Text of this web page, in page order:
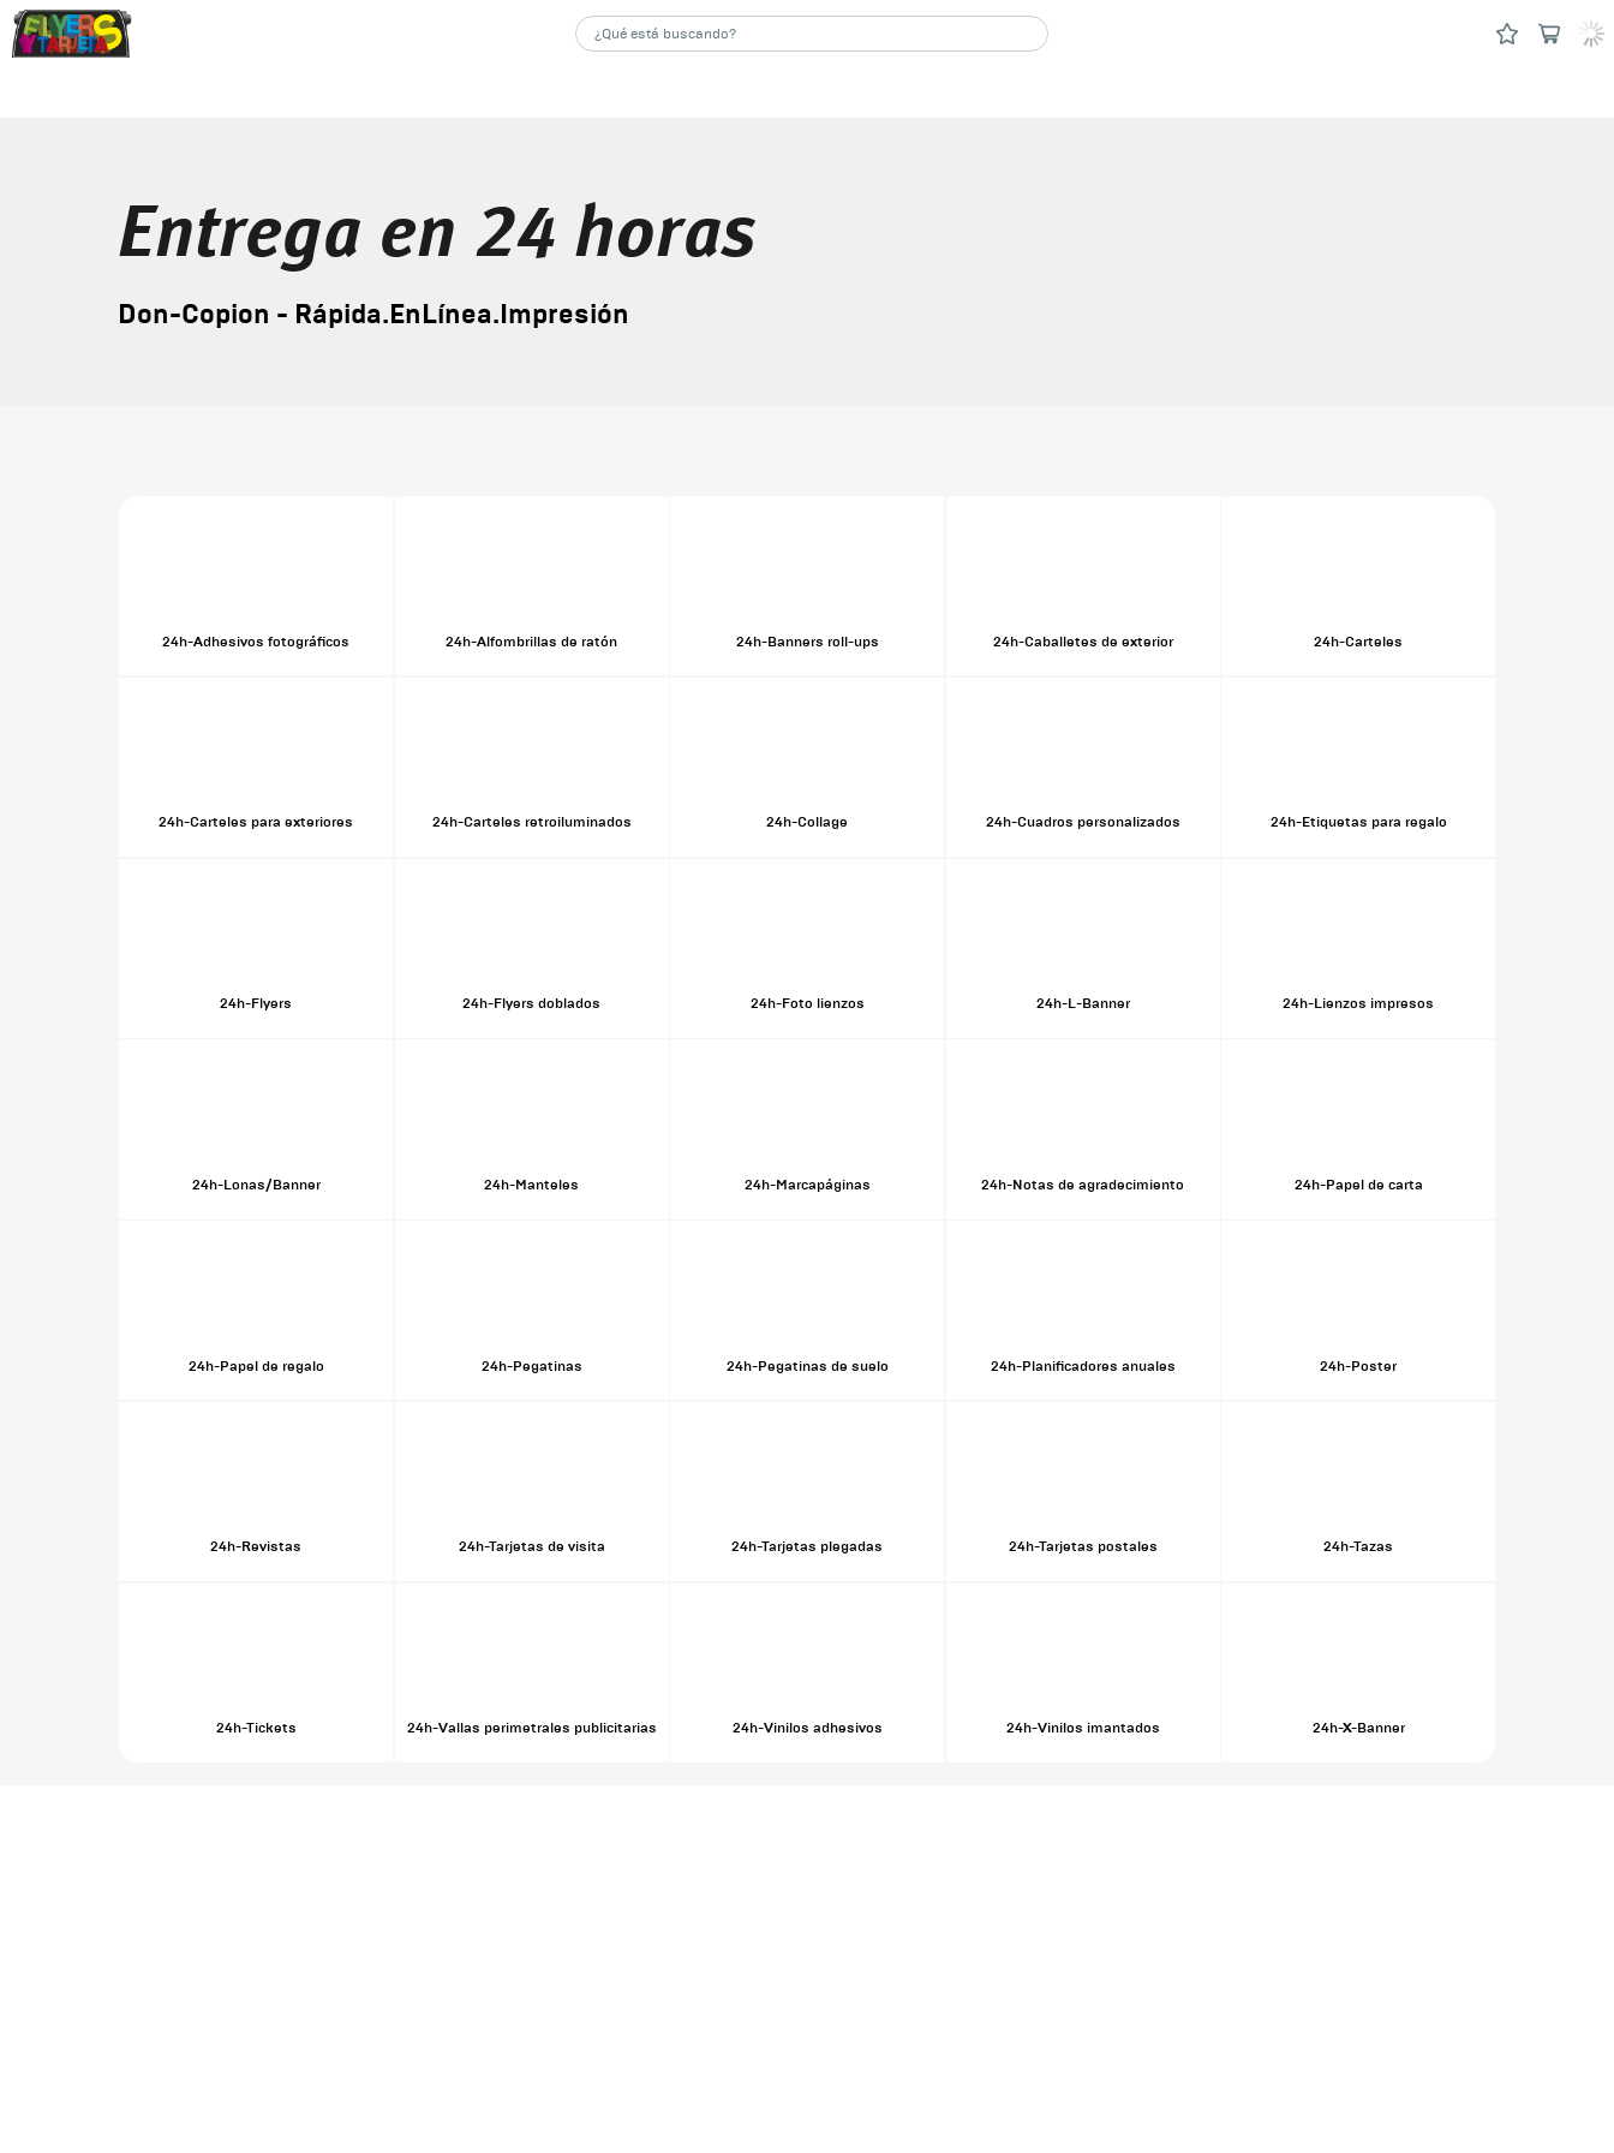
Entrega en 24 horas
Don-Copion - Rápida.EnLínea.Impresión
24h-Adhesivos fotográficos 24h-Alfombrillas de ratón 24h-Banners roll-ups 24h-Caballetes de exterior 24h-Carteles
24h-Carteles para exteriores 24h-Carteles retroiluminados 24h-Collage 24h-Cuadros personalizados 24h-Etiquetas para regalo
24h-Flyers 24h-Flyers doblados 24h-Foto lienzos 24h-L-Banner 24h-Lienzos impresos
24h-Lonas/Banner 24h-Manteles 24h-Marcapáginas 24h-Notas de agradecimiento 24h-Papel de carta
24h-Papel de regalo 24h-Pegatinas 24h-Pegatinas de suelo 24h-Planificadores anuales 24h-Poster
24h-Revistas 24h-Tarjetas de visita 24h-Tarjetas plegadas 24h-Tarjetas postales 24h-Tazas
24h-Tickets 24h-Vallas perimetrales publicitarias 24h-Vinilos adhesivos 24h-Vinilos imantados 24h-X-Banner